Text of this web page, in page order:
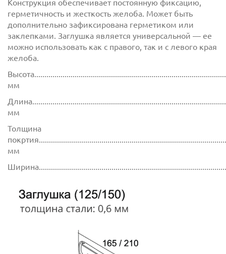
Конструкция обеспечивает постоянную фиксацию,
герметичность и жесткость желоба. Может быть
дополнительно зафиксирована герметиком или
заклепками. Заглушка является универсальной — ее
можно использовать как с правого, так и с левого края
желоба.
мм
мм
Толщина
мм